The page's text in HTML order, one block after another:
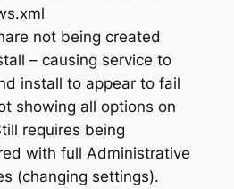
not being created
– causing service to
install to appear to fail
showing all options on
requires being
with full Administrative
(changing settings).